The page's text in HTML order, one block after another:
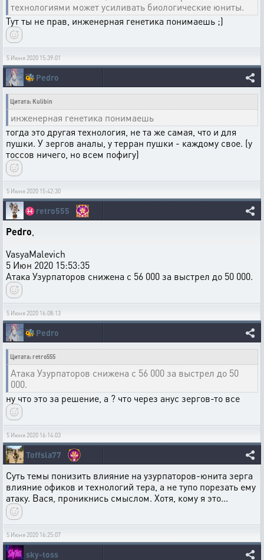
технологиями может усиливать биологические юниты.
Тут ты не прав, инженерная генетика понимаешь ;)
5 Июня 2020 15:39:01
🐝 Pedro
Цитата: Kulibin
инженерная генетика понимаешь
тогда это другая технология, не та же самая, что и для
пушки. У зергов аналы, у терран пушки - каждому свое. (у
тоссов ничего, но всем пофигу)
5 Июня 2020 15:42:30
♓retro555
Pedro
VasyaMalevich
5 Июн 2020 15:53:35
Атака Узурпаторов снижена с 56 000 за выстрел до 50 000.
5 Июня 2020 16:08:13
🐝 Pedro
Цитата: retro555
Атака Узурпаторов снижена с 56 000 за выстрел до 50
000.
ну что это за решение, а ? что через анус зергов-то все
5 Июня 2020 16:14:03
Toffsla77
Суть темы понизить влияние на узурпаторов-юнита зерга
влияние офиков и технологий тера, а не тупо порезать ему
атаку. Вася, проникнись смыслом. Хотя, кому я это...
5 Июня 2020 16:25:07
sky-toss